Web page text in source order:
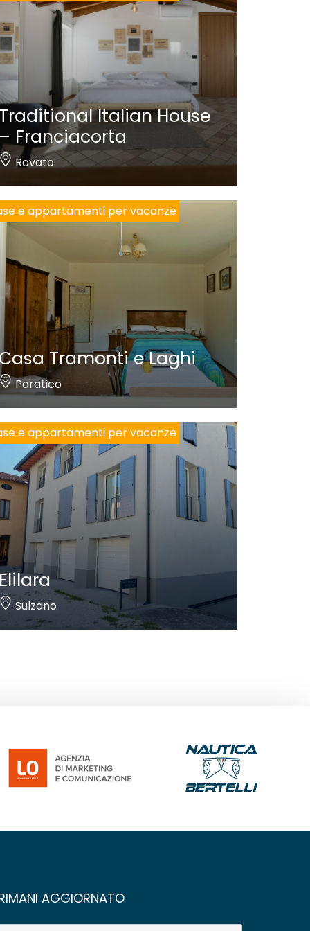
Traditional Italian House
– Franciacorta
Rovato
e appartamenti per vacanze
Casa Tramonti e Laghi
Paratico
e appartamenti per vacanze
Sulzano
AGGIORNATO